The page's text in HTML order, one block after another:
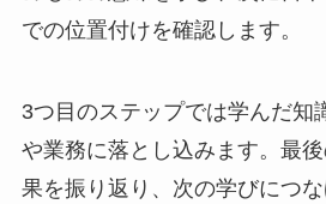
での位置付けを確認します。
3つ目のステップでは学んだ知
や業務に落とし込みます。最
果を振り返り、次の学びにつな